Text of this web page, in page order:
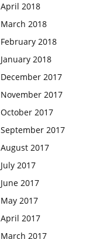
April 2018
March 2018
February 2018
January 2018
December 2017
November 2017
October 2017
September 2017
August 2017
July 2017
June 2017
May 2017
April 2017
March 2017